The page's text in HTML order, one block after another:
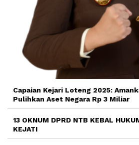
Capaian Kejari Loteng 2025:
Pulihkan Aset Negara Rp 3 Miliar
13 OKNUM DPRD NTB KEBAL
KEJATI